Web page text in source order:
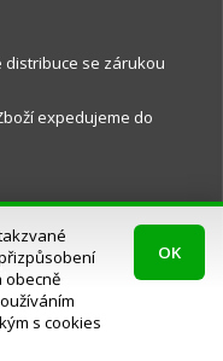
distribuce se zárukou
expedujeme do
obecně
s cookies
OK